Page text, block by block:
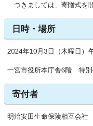
つきましては、寄贈式を
日時・場所
2024年10月3日（木曜日）
一宮市役所本庁舎6階 特別
寄付者
明治安田生命保険相互会